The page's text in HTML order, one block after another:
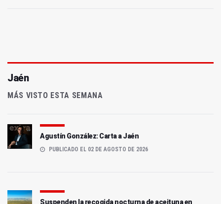
Jaén
MÁS VISTO ESTA SEMANA
Agustín González: Carta a Jaén
PUBLICADO EL 02 DE AGOSTO DE 2026
Suspenden la recogida nocturna de aceituna en